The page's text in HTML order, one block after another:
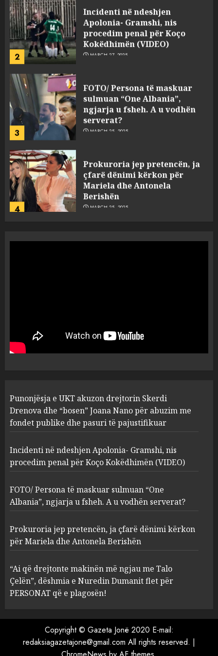
2
Incidenti në ndeshjen
Apolonia- Gramshi, nis
procedim penal për Koço
Kokëdhimën (VIDEO)
3
FOTO/ Persona të maskuar
sulmuan “One Albania”,
ngjarja u fsheh. A u vodhën
serverat?
4
Prokuroria jep pretencën, ja
çfarë dënimi kërkon për
Mariela dhe Antonela
Berishën
1
“bosen” Joana Nano për
abuzim me fondet publike dhe
pasuri të pajustifikuar
2
Apolonia- Gramshi, nis
procedim penal për Koço
Kokëdhimën (VIDEO)
MARCH 27, 2025
3
FOTO/ Persona të maskuar
sulmuan “One Albania”,
ngjarja u fsheh. A u vodhën
serverat?
MARCH 25, 2025
4
Prokuroria jep pretencën, ja
çfarë dënimi kërkon për
Berishën
MARCH 25, 2025
“Ai që drejtonte makinën më
ngjau me Talo Çelën”,
dëshmia e Nuredin Dumanit
flet për PERSONAT që e
Punonjësja e UKT akuzon drejtorin Skerdi
Drenova dhe “bosen” Joana Nano për abuzim me
fondet publike dhe pasuri të pajustifikuar
Incidenti në ndeshjen Apolonia- Gramshi, nis
procedim penal për Koço Kokëdhimën (VIDEO)
FOTO/ Persona të maskuar sulmuan “One
Albania”, ngjarja u fsheh. A u vodhën serverat?
Prokuroria jep pretencën, ja çfarë dënimi kërkon
për Mariela dhe Antonela Berishën
“Ai që drejtonte makinën më ngjau me Talo
Çelën”, dëshmia e Nuredin Dumanit flet për
PERSONAT që e plagosën!
Copyright © Gazeta Jonë 2020 E-mail:
redaksiagazetajone@gmail.com All rights reserved. |